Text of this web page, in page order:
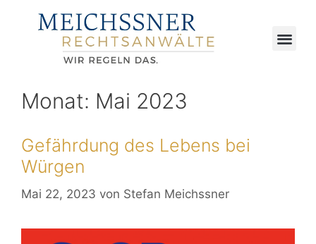
Monat: Mai 2023
Gefährdung des Lebens bei
Würgen
Mai 22, 2023 von Stefan Meichssner